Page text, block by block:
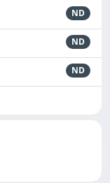
ND
ND
ND